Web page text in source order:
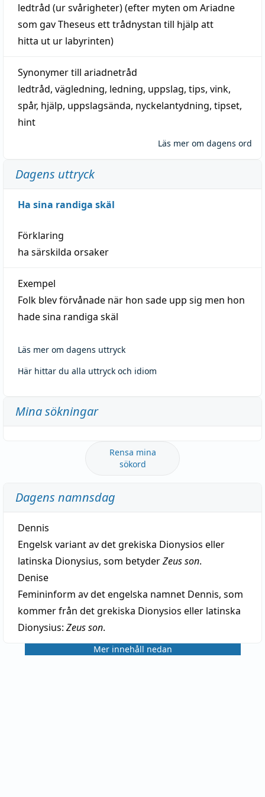
ledtråd (ur svårigheter) (efter myten om Ariadne
som gav Theseus ett trådnystan till hjälp att
hitta ut ur labyrinten)
Synonymer till ariadnetråd
ledtråd, vägledning, ledning, uppslag, tips, vink,
spår, hjälp, uppslagsända, nyckelantydning, tipset,
hint
Läs mer om dagens ord
Dagens uttryck
Ha sina randiga skäl
Förklaring
ha särskilda orsaker
Exempel
Folk blev förvånade när hon sade upp sig men hon
hade sina randiga skäl
Läs mer om dagens uttryck
Här hittar du alla uttryck och idiom
Mina sökningar
Rensa mina
sökord
Dagens namnsdag
Dennis
Engelsk variant av det grekiska Dionysios eller
latinska Dionysius, som betyderZeus son.
Denise
Femininform av det engelska namnet Dennis, som
kommer från det grekiska Dionysios eller latinska
Dionysius: Zeus son.
Mer innehåll nedan